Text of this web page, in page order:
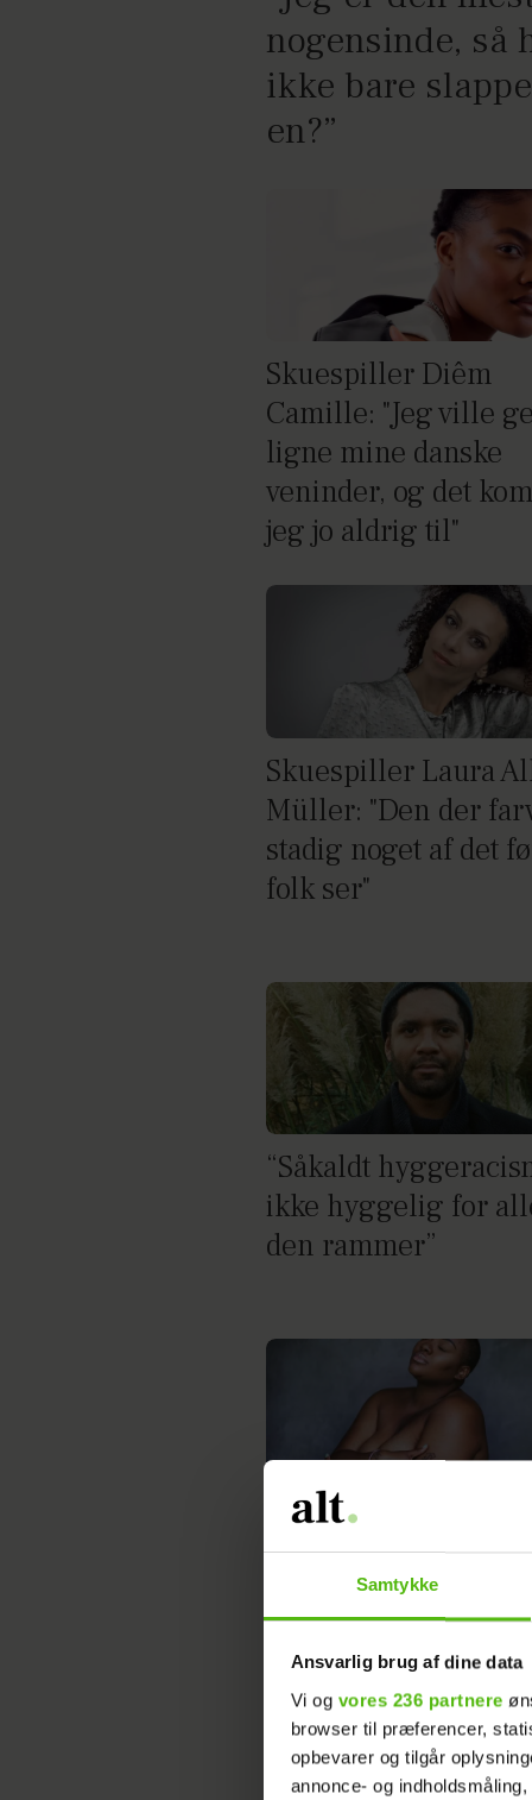
Samtykke
Ansvarlig brug af dine data
Vi og vores 236 partnere
browser til præferencer,
opbevarer og tilgår
annonce- og
nogensinde, så
ikke bare
en?”
Skuespiller Diêm
Camille: "Jeg ville
ligne mine danske
veninder, og det
jeg jo aldrig til"
Skuespiller Laura
Müller: "Den der
stadig noget af det
folk ser"
“Såkaldt
ikke hyggelig for
den rammer”
Instagram ændrer
nøgenhedspolitik:
se, at folk med større
taget indhold ned”